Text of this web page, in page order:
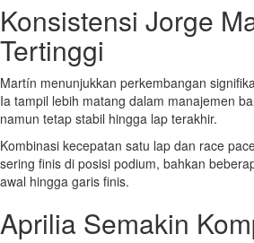
Konsistensi Jorge
Tertinggi
Martín menunjukkan perkembangan
Ia tampil lebih matang dalam manajemen
namun tetap stabil hingga lap terakhir.
Kombinasi kecepatan satu lap dan race
sering finis di posisi podium, bahkan
awal hingga garis finis.
Aprilia Semakin